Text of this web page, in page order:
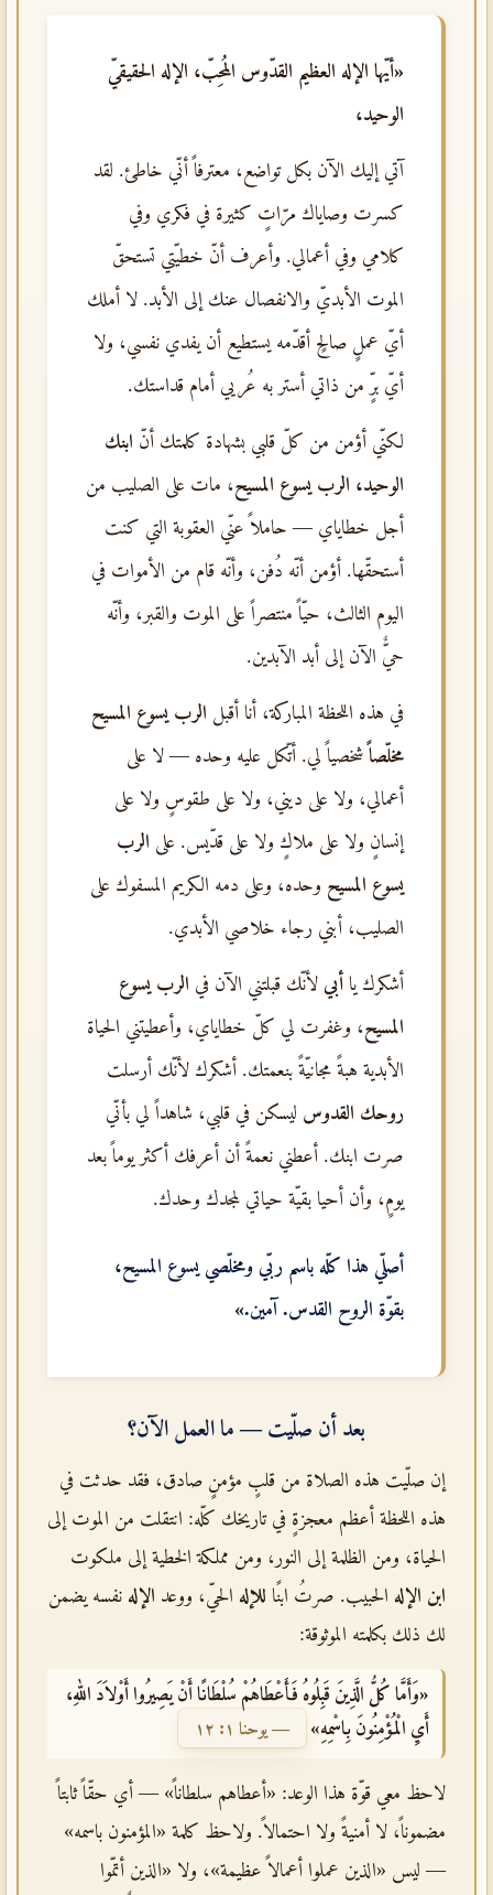
«أيّها الإله العظيم القدّوس المُحِبّ، الإله الحقيقيّ
الوحيد،
آتي إليك الآن بكل تواضع، معترفاً أنّي خاطئ. لقد
كسرت وصاياك مرّاتٍ كثيرة في فكري وفي
كلامي وفي أعمالي. وأعرف أنّ خطيّتي تستحقّ
الموت الأبديّ والانفصال عنك إلى الأبد. لا أملك
أيّ عملٍ صالحٍ أقدّمه يستطيع أن يفدي نفسي، ولا
أيّ برٍّ من ذاتي أستر به عُريي أمام قداستك.
لكنّي أؤمن من كلّ قلبي بشهادة كلمتك أنّ ابنك
الوحيد، الرب يسوع المسيح، مات على الصليب من
أجل خطاياي — حاملاً عنّي العقوبة التي كنت
أستحقّها. أؤمن أنّه دُفن، وأنّه قام من الأموات في
اليوم الثالث، حيّاً منتصراً على الموت والقبر، وأنّه
حيٌّ الآن إلى أبد الآبدين.
في هذه اللحظة المباركة، أنا أقبل الرب يسوع المسيح
مخلّصاًشخصياً لي. أتّكل عليه وحده — لا على
أعمالي، ولا على ديني، ولا على طقوسٍ ولا على
إنسانٍ ولا على ملاكٍ ولا على قدّيس. على الرب
يسوع المسيح وحده، وعلى دمه الكريم المسفوك على
الصليب، أبني رجاء خلاصي الأبدي.
أشكرك يا أبي لأنّك قبلتني الآن في الرب يسوع
المسيح، وغفرت لي كلّ خطاياي، وأعطيتني الحياة
الأبدية هبةً مجانيّةً بنعمتك. أشكرك لأنّك أرسلت
روحك القدوس ليسكن في قلبي، شاهداً لي بأنّي
صرت ابنك. أعطني نعمةً أن أعرفك أكثر يوماً بعد
يومٍ، وأن أحيا بقيّة حياتي لمجدك وحدك.
أصلّي هذا كلّه باسم ربّي ومخلّصي يسوع المسيح،
بقوّة الروح القدس. آمين.»
بعد أن صلّيت — ما العمل الآن؟
إن صلّيت هذه الصلاة من قلبٍ مؤمنٍ صادق، فقد حدثت في
هذه اللحظة أعظم معجزةٍ في تاريخك كلّه: انتقلت من الموت إلى
الحياة، ومن الظلمة إلى النور، ومن مملكة الخطية إلى ملكوت
ابن الإله الحبيب. صرتُ ابنًا للإله الحيّ، ووعد الإله نفسه يضمن
لك ذلك بكلمته الموثوقة:
«وَأَمَّا كُلُّ الَّذِينَ قَبِلُوهُ فَأَعْطَاهُمْ سُلْطَانًا أَنْ يَصِيرُوا أَوْلاَدَ اللهِ،
أَيِ الْمُؤْمِنُونَ بِاسْمِهِ»
— يوحنا ١: ١٢
لاحظ معي قوّة هذا الوعد: «أعطاهم سلطاناً» — أي حقّاً ثابتاً
مضموناً، لا أمنيةً ولا احتمالاً. ولاحظ كلمة «المؤمنون باسمه»
— ليس «الذين عملوا أعمالاً عظيمة»، ولا «الذين أتمّوا